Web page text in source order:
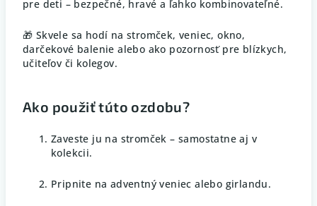
pre deti – bezpečné, hravé a ľahko kombinovateľné.
🎁 Skvele sa hodí na stromček, veniec, okno,
darčekové balenie alebo ako pozornosť pre blízkych,
učiteľov či kolegov.
Ako použiť túto ozdobu?
Zaveste ju na stromček – samostatne aj v
kolekcii.
Pripnite na adventný veniec alebo girlandu.